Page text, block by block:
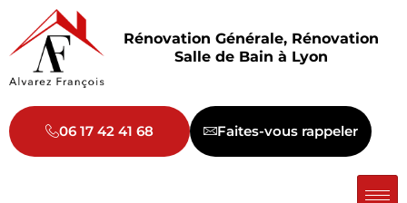
contenu
Rénovation Générale, Rénovation
Salle de Bain à Lyon
06 17 42 41 68 Faites-vous rappeler